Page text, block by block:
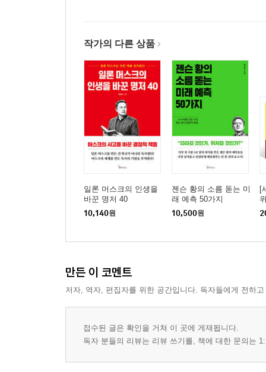
작가의 다른 상품
일론 머스크의 인생을
바꾼 명저 40
10,140원
젠슨 황의 소름 돋는 미
래 예측 50가지
10,500원
[
만든 이 코멘트
저자, 역자, 편집자를 위한 공간입니다. 독자들에게 전하
접수된 글은 확인을 거쳐 이 곳에 게재됩니다.
독자 분들의 리뷰는 리뷰 쓰기를, 책에 대한 문의는